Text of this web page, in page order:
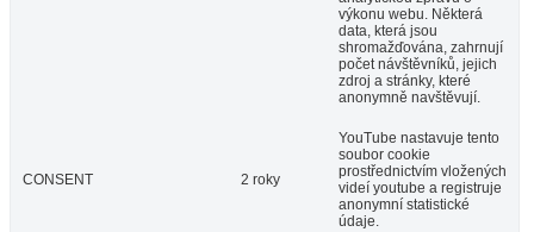
výkonu webu. Některá
data, která jsou
shromažďována, zahrnují
počet návštěvníků, jejich
zdroj a stránky, které
anonymně navštěvují.
CONSENT 2 roky
YouTube nastavuje tento
soubor cookie
prostřednictvím vložených
videí youtube a registruje
anonymní statistické
údaje.